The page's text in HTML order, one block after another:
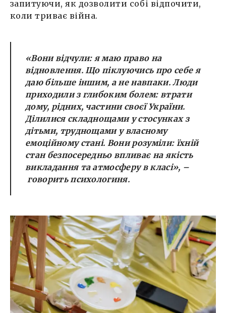
запитуючи, як дозволити собі відпочити,
коли триває війна.
«Вони відчули: я маю право на
відновлення. Що піклуючись про себе я
даю більше іншим, а не навпаки. Люди
приходили з глибоким болем: втрати
дому, рідних, частини своєї України.
Ділилися складнощами у стосунках з
дітьми, труднощами у власному
емоційному стані. Вони розуміли: їхній
стан безпосередньо впливає на якість
викладання та атмосферу в класі», –
говорить психологиня.